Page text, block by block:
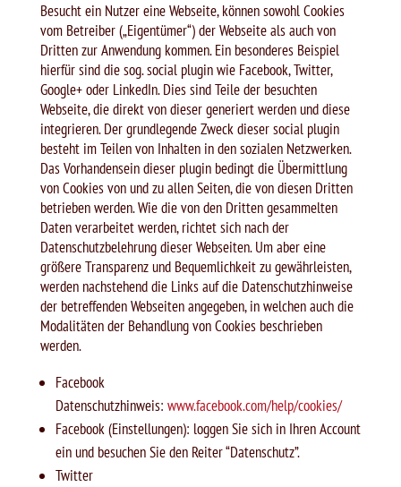
Besucht ein Nutzer eine Webseite, können sowohl Cookies
vom Betreiber („Eigentümer“) der Webseite als auch von
Dritten zur Anwendung kommen. Ein besonderes Beispiel
hierfür sind die sog. social plugin wie Facebook, Twitter,
Google+ oder LinkedIn. Dies sind Teile der besuchten
Webseite, die direkt von dieser generiert werden und diese
integrieren. Der grundlegende Zweck dieser social plugin
besteht im Teilen von Inhalten in den sozialen Netzwerken.
Das Vorhandensein dieser plugin bedingt die Übermittlung
von Cookies von und zu allen Seiten, die von diesen Dritten
betrieben werden. Wie die von den Dritten gesammelten
Daten verarbeitet werden, richtet sich nach der
Datenschutzbelehrung dieser Webseiten. Um aber eine
größere Transparenz und Bequemlichkeit zu gewährleisten,
werden nachstehend die Links auf die Datenschutzhinweise
der betreffenden Webseiten angegeben, in welchen auch die
Modalitäten der Behandlung von Cookies beschrieben
werden.
Facebook
Datenschutzhinweis: www.facebook.com/help/cookies/
Facebook (Einstellungen): loggen Sie sich in Ihren Account
ein und besuchen Sie den Reiter “Datenschutz”.
Twitter